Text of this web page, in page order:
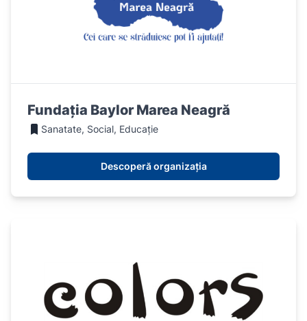
Fundația Baylor Marea Neagră
Sanatate, Social, Educație
Descoperă organizația